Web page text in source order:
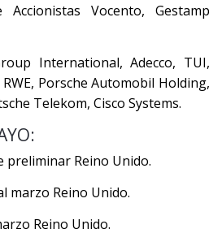
Vocento, Gestamp
International, Adecco, TUI,
Porsche Automobil Holding,
Telekom, Cisco Systems.
Reino Unido.
marzo Reino Unido.
Reino Unido.